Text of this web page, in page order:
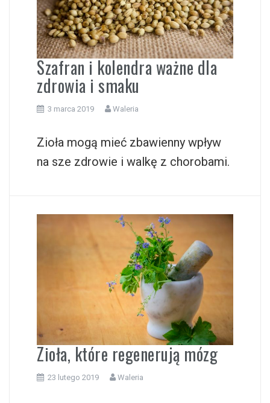
Szafran i kolendra ważne dla
zdrowia i smaku
3 marca 2019 Waleria
Zioła mogą mieć zbawienny wpływ
na sze zdrowie i walkę z chorobami.
Zioła, które regenerują mózg
23 lutego 2019 Waleria